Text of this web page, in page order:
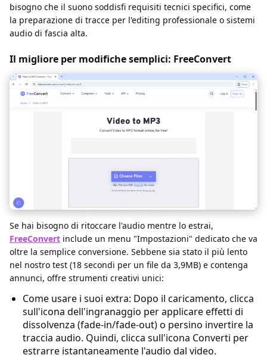
bisogno che il suono soddisfi requisiti tecnici specifici, come
la preparazione di tracce per l'editing professionale o sistemi
audio di fascia alta.
Il migliore per modifiche semplici: FreeConvert
Se hai bisogno di ritoccare l'audio mentre lo estrai,
FreeConvert include un menu "Impostazioni" dedicato che va
oltre la semplice conversione. Sebbene sia stato il più lento
nel nostro test (18 secondi per un file da 3,9MB) e contenga
annunci, offre strumenti creativi unici:
Come usare i suoi extra: Dopo il caricamento, clicca
sull'icona dell'ingranaggio per applicare effetti di
dissolvenza (fade-in/fade-out) o persino invertire la
traccia audio. Quindi, clicca sull'icona Converti per
estrarre istantaneamente l'audio dal video.